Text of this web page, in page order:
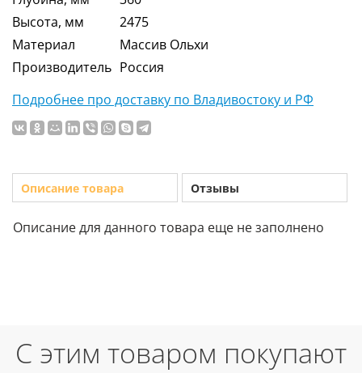
Высота, мм
2475
Материал
Массив Ольхи
Производитель Россия
Подробнее про доставку по Владивостоку и РФ
Описание товара Отзывы
Описание для данного товара еще не заполнено
С этим товаром покупают